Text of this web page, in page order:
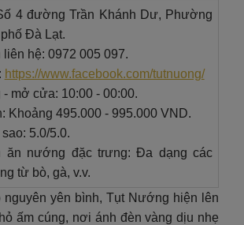
4 đường Trần Khánh Dư, Phường
Đà Lạt.
liên hệ: 0972 005 097.
https://www.facebook.com/tutnuong/
- mở cửa: 10:00 - 00:00.
Khoảng 495.000 - 995.000 VND.
5.0/5.0.
ăn nướng đặc trưng: Đa dạng các
từ bò, gà, v.v.
nguyên yên bình, Tụt Nướng hiện lên
ấm cúng, nơi ánh đèn vàng dịu nhẹ